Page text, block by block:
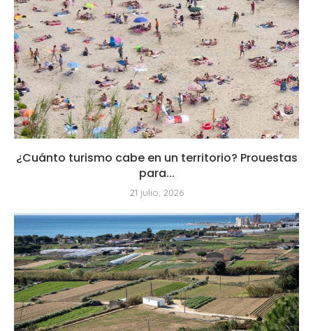
¿Cuánto turismo cabe en un territorio? Prouestas
para...
21 julio, 2026